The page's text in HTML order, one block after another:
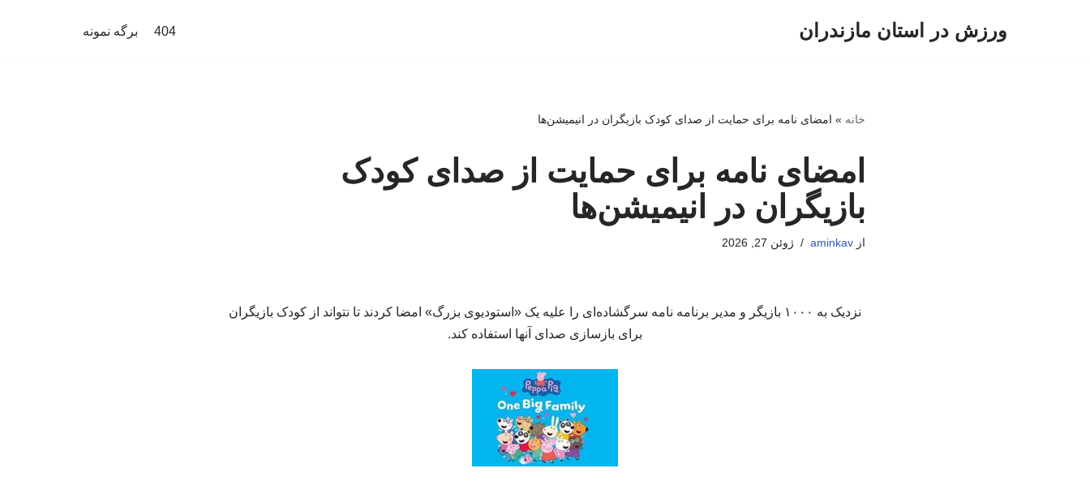
ورزش در استان مازندران 404 برگه نمونه
خانه » امضای نامه برای حمایت از صدای کودک بازیگران در انیمیشن‌ها
امضای نامه برای حمایت از صدای کودک
بازیگران در انیمیشن‌ها
ازaminkav ژوئن 27, 2026
نزدیک به ۱۰۰۰ بازیگر و مدیر برنامه نامه سرگشاده‌ای را علیه یک «استودیوی بزرگ» امضا کردند تا نتواند از کودک بازیگران
برای بازسازی صدای آنها استفاده کند.